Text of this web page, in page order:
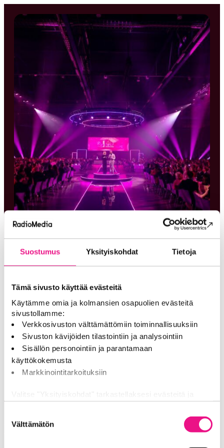
Suostumus Yksityiskohdat Tietoja
Tämä sivusto käyttää evästeitä
Käytämme omia ja kolmansien osapuolien evästeitä
sivustollamme:
Verkkosivuston välttämättömiin toiminnallisuuksiin
Sivuston kävijöiden tilastointiin ja analysointiin
Sisällön personointiin ja parantamaan
käyttökokemusta
Markkinointitarkoituksiin
tehdäksesi muutoksia valintaasi.
Jaamme sosiaalisen median, mainosalan ja analytiikka-
valinta
Välttämätön
Siirry
suoraan
Kirjaudu sisään
Kirjaudu sisään.
Sähköpostiosoite
Salasana
Muista minut